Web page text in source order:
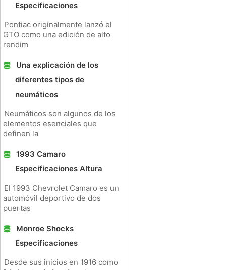
Especificaciones
Pontiac originalmente lanzó el
GTO como una edición de alto
rendim
Una explicación de los
diferentes tipos de
neumáticos
Neumáticos son algunos de los
elementos esenciales que
definen la
1993 Camaro
Especificaciones Altura
El 1993 Chevrolet Camaro es un
automóvil deportivo de dos
puertas
Monroe Shocks
Especificaciones
Desde sus inicios en 1916 como